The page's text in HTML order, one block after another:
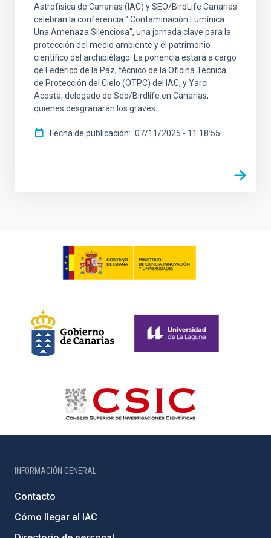
Astrofísica de Canarias (IAC) y SEO/BirdLife Canarias
celebran la conferencia " Contaminación Lumínica:
Una Amenaza Silenciosa", una jornada clave para la
protección del medio ambiente y el patrimonio
científico del archipiélago. La ponencia estará a cargo
de Federico de la Paz, técnico de la Oficina Técnica
de Protección del Cielo (OTPC) del IAC, y Yarci
Acosta, delegado de Seo/Birdlife en Canarias,
quienes desgranarán los graves
Fecha de publicación 07/11/2025 - 11:18:55
INFORMACIÓN GENERAL
Contacto
Cómo llegar al IAC